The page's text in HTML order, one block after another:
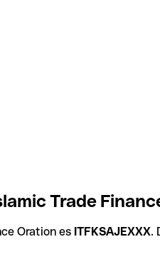
Trade
Oration es ITFKSAJEXXX.